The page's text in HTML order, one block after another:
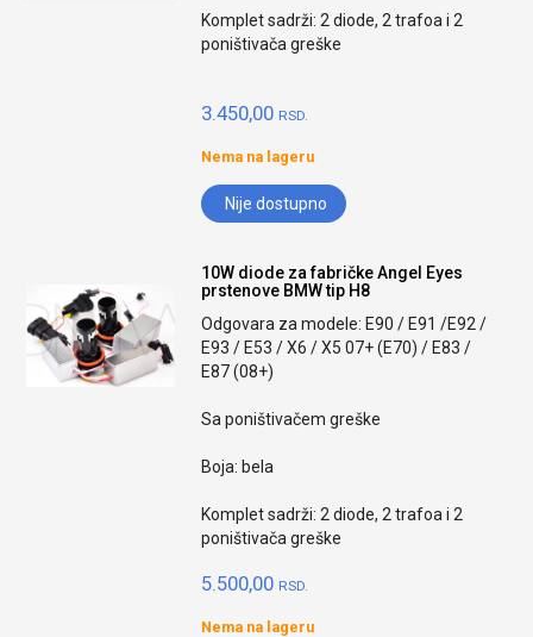
Komplet sadrži: 2 diode, 2 trafoa i 2
poništivača greške
3.450,00 RSD.
Nema na lageru
Nije dostupno
10W diode za fabričke Angel Eyes
prstenove BMW tip H8
Odgovara za modele: E90 / E91 /E92 /
E93 / E53 / X6 / X5 07+ (E70) / E83 /
E87 (08+)
Sa poništivačem greške
Boja: bela
Komplet sadrži: 2 diode, 2 trafoa i 2
poništivača greške
5.500,00 RSD.
Nema na lageru